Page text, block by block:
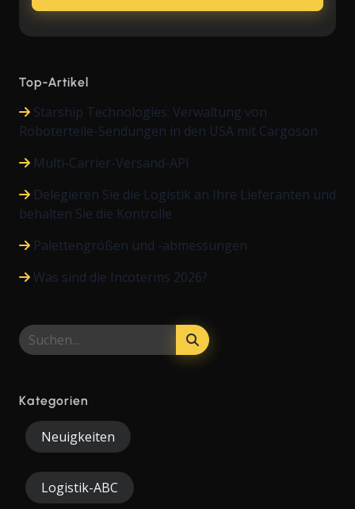
Top-Artikel
Starship Technologies: Verwaltung von
Roboterteile-Sendungen in den USA mit Cargoson
Multi-Carrier-Versand-API
Delegieren Sie die Logistik an Ihre Lieferanten und
behalten Sie die Kontrolle
Palettengrößen und -abmessungen
Was sind die Incoterms 2026?
Kategorien
Neuigkeiten
Logistik-ABC